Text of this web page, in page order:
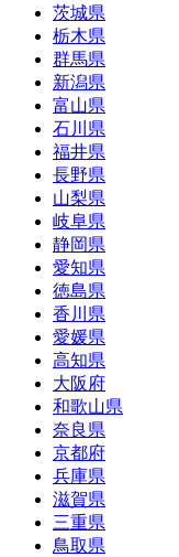
茨城県
栃木県
群馬県
新潟県
富山県
石川県
福井県
長野県
山梨県
岐阜県
静岡県
愛知県
徳島県
香川県
愛媛県
高知県
大阪府
和歌山県
奈良県
京都府
兵庫県
滋賀県
三重県
鳥取県